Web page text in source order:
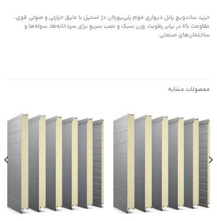
خرید ساندویچ پانل دیواری فوم پلی‌یورتان دژ استیل با عایق حرارتی و صوتی قوی،
مقاومت بالا در برابر رطوبت، وزن سبک و نصب سریع برای سردخانه‌ها، سوله‌ها و
ساختمان‌های صنعتی.
محصولات مشابه